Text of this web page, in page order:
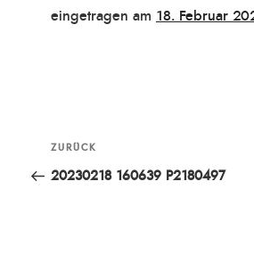
eingetragen am Veröffentlicht
18. Februar
Beitragsnavigation
Vorheriger
Beitrag
ZURÜCK
20230218 160639 P2180497